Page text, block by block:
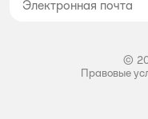
©
Правовые